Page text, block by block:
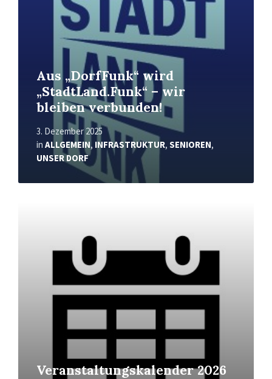
Aus „DorfFunk“ wird
„StadtLand.Funk“ – wir
bleiben verbunden!
3. Dezember 2025
in ALLGEMEIN, INFRASTRUKTUR, SENIOREN,
UNSER DORF
Veranstaltungskalender 2026